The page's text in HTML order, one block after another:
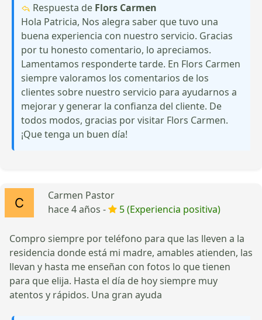
Respuesta de Flors Carmen
Hola Patricia, Nos alegra saber que tuvo una
buena experiencia con nuestro servicio. Gracias
por tu honesto comentario, lo apreciamos.
Lamentamos responderte tarde. En Flors Carmen
siempre valoramos los comentarios de los
clientes sobre nuestro servicio para ayudarnos a
mejorar y generar la confianza del cliente. De
todos modos, gracias por visitar Flors Carmen.
¡Que tenga un buen día!
Carmen Pastor
hace 4 años -
5 (Experiencia positiva)
Compro siempre por teléfono para que las lleven a la
residencia donde está mi madre, amables atienden, las
llevan y hasta me enseñan con fotos lo que tienen
para que elija. Hasta el día de hoy siempre muy
atentos y rápidos. Una gran ayuda